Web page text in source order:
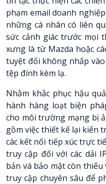
phạm email doanh
những cá nhân có liên
sức cảnh giác trước mọi
xưng là từ Mazda hoặc
tuyệt đối không nhấp
tệp đính kèm lạ.
Nhằm khắc phục hậu
hành hàng loạt biện
cho môi trường mạng bị
gồm việc thiết kế lại kiến
các kết nối tiếp xúc trực
truy cập đối với các dải
bản vá bảo mật còn
truy cập chuyên sâu để